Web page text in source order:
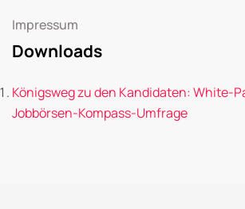
Impressum
Downloads
Königsweg zu den Kandidaten: White-
Jobbörsen-Kompass-Umfrage